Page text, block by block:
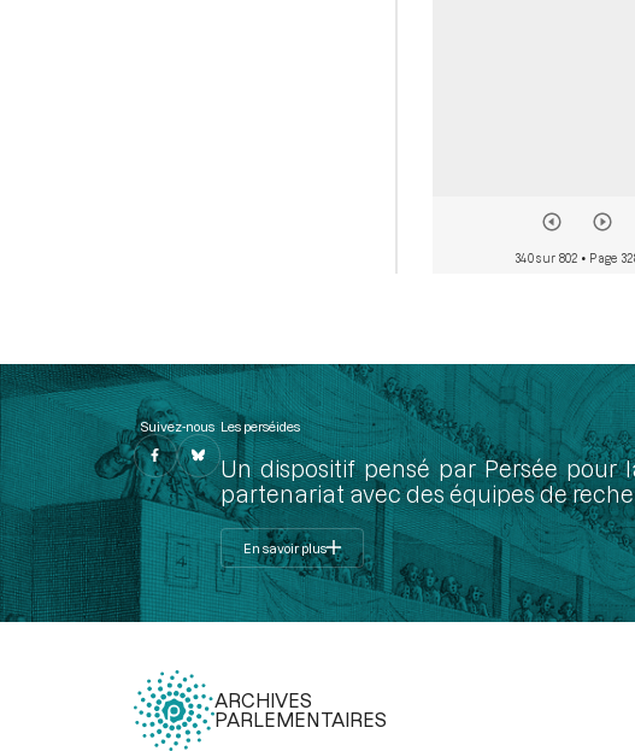
340 sur 802 • Page
Suivez-nous Les perséides
Un dispositif pensé par Persée pour
partenariat avec des équipes de
En savoir plus
ARCHIVES
PARLEMENTAIRES